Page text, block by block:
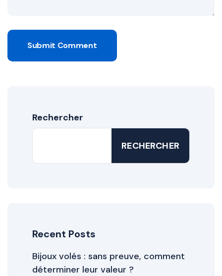
Submit Comment
Rechercher
RECHERCHER
Recent Posts
Bijoux volés : sans preuve, comment
déterminer leur valeur ?